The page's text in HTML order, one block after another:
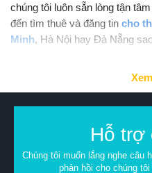
chúng tôi luôn sẵn lòng tận
đến tìm thuê và đăng tin cho
Minh, Hà Nội hay Đà Nẵng
Hỗ trợ
Chúng tôi muốn lắng nghe câu
phản hồi cho chúng